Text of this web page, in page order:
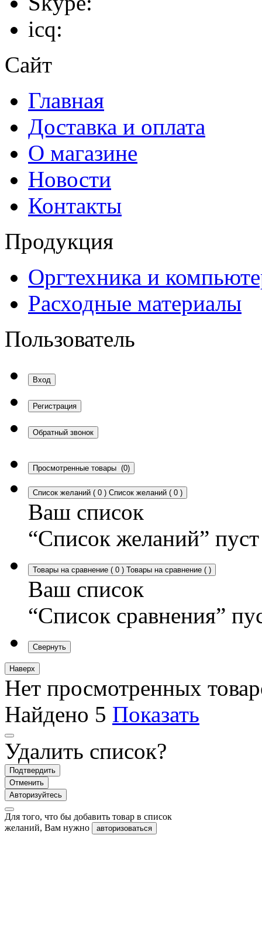
icq:
Сайт
Главная
Доставка и оплата
О магазине
Новости
Контакты
Продукция
Оргтехника и
Расходные материалы
Пользователь
Вход
Регистрация
Обратный звонок
Просмотренные товары (0)
Список желаний ( 0 ) Список желаний ( 0 )
Ваш список
“Список желаний” пуст
Товары на сравнение ( 0 ) Товары на сравнение ( )
Ваш список
“Список сравнения”
Свернуть
Наверх
Нет просмотренных
Найдено 5 Показать
Удалить список?
Подтвердить
Отменить
Авторизуйтесь
Для того, что бы добавить товар в список
желаний, Вам нужно
авторизоваться